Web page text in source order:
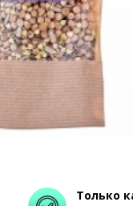
Только